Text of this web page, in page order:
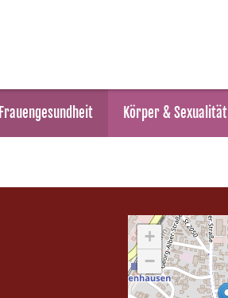
Frauengesundheit Körper & Sexualität
+
−